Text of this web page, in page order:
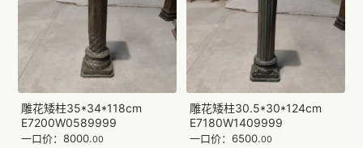
雕花矮柱35*34*118cm
E7200W0589999
一口价：8000.00
雕花矮柱30.5*30*124cm
E7180W1409999
一口价：6500.00